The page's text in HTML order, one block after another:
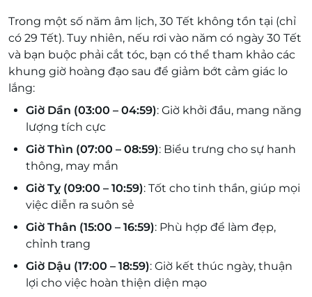
Trong một số năm âm lịch, 30 Tết không tồn tại (chỉ
có 29 Tết). Tuy nhiên, nếu rơi vào năm có ngày 30 Tết
và bạn buộc phải cắt tóc, bạn có thể tham khảo các
khung giờ hoàng đạo sau để giảm bớt cảm giác lo
lắng:
Giờ Dần (03:00 – 04:59): Giờ khởi đầu, mang năng
lượng tích cực
Giờ Thìn (07:00 – 08:59): Biểu trưng cho sự hanh
thông, may mắn
Giờ Tỵ (09:00 – 10:59): Tốt cho tinh thần, giúp mọi
việc diễn ra suôn sẻ
Giờ Thân (15:00 – 16:59): Phù hợp để làm đẹp,
chỉnh trang
Giờ Dậu (17:00 – 18:59): Giờ kết thúc ngày, thuận
lợi cho việc hoàn thiện diện mạo